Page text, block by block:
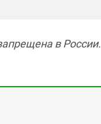
в России.